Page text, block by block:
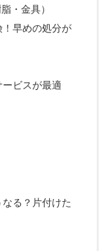
・金具）
早めの処分が
ビスが最適
る？片付けた